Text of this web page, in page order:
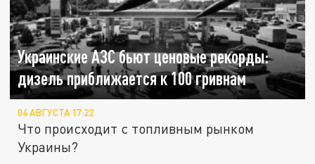
Украинские АЗС бьют ценовые рекорды:
дизель приближается к 100 гривнам
04 АВГУСТА 17:22
Что происходит с топливным рынком
Украины?